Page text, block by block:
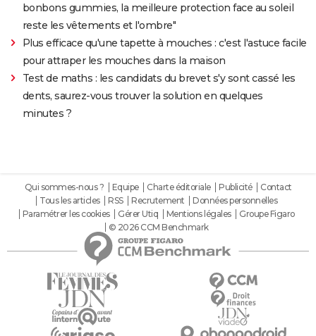
bonbons gummies, la meilleure protection face au soleil
reste les vêtements et l'ombre"
Plus efficace qu'une tapette à mouches : c'est l'astuce facile
pour attraper les mouches dans la maison
Test de maths : les candidats du brevet s'y sont cassé les
dents, saurez-vous trouver la solution en quelques
minutes ?
Qui sommes-nous ? Equipe Charte éditoriale Publicité
Contact
Tous les articles
RSS Recrutement
Données personnelles
Paramétrer les cookies
Gérer Utiq Mentions légales
Groupe Figaro
© 2026 CCM Benchmark